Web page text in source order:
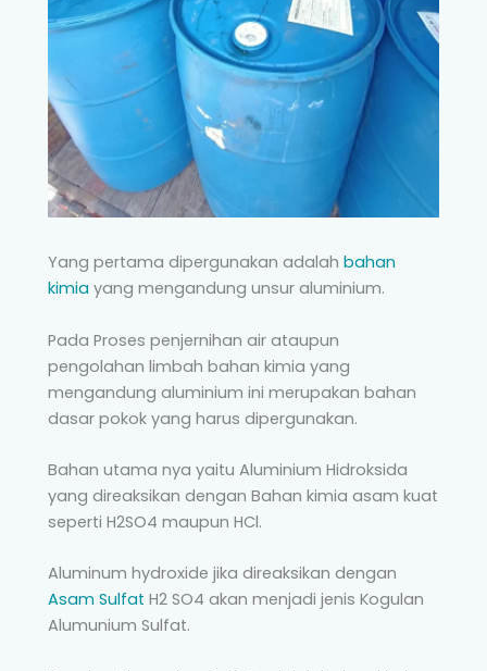
Yang pertama dipergunakan adalah bahan
kimia yang mengandung unsur aluminium.
Pada Proses penjernihan air ataupun
pengolahan limbah bahan kimia yang
mengandung aluminium ini merupakan bahan
dasar pokok yang harus dipergunakan.
Bahan utama nya yaitu Aluminium Hidroksida
yang direaksikan dengan Bahan kimia asam kuat
seperti H2SO4 maupun HCl.
Aluminum hydroxide jika direaksikan dengan
Asam Sulfat H2 SO4 akan menjadi jenis Kogulan
Alumunium Sulfat.